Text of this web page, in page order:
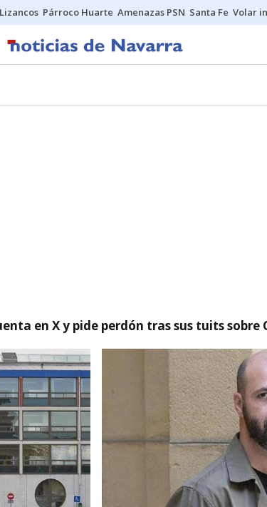
Párroco Huarte Amenazas PSN Santa Fe Volar
en X y pide perdón tras sus tuits sobre